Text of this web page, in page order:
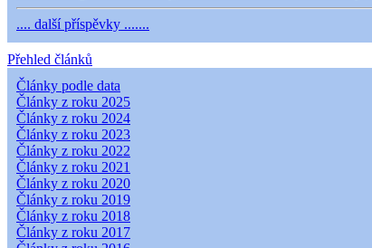
.... další příspěvky .......
Přehled článků
Články podle data
Články z roku 2025
Články z roku 2024
Články z roku 2023
Články z roku 2022
Články z roku 2021
Články z roku 2020
Články z roku 2019
Články z roku 2018
Články z roku 2017